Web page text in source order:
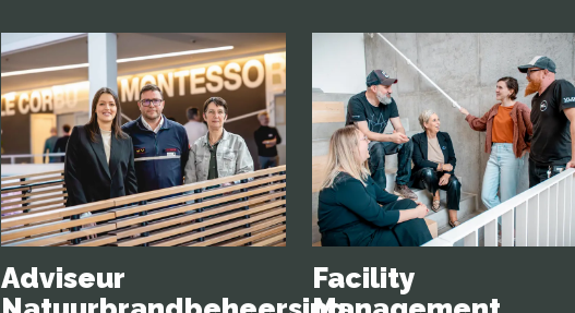
Adviseur
Facility